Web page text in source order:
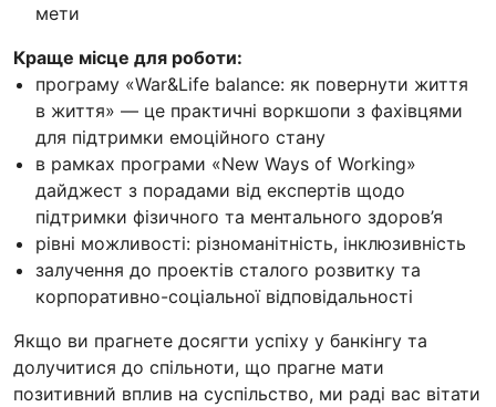
мети
Краще місце для роботи:
програму «War&Life balance: як повернути життя
в життя» — це практичні воркшопи з фахівцями
для підтримки емоційного стану
в рамках програми «New Ways of Working»
дайджест з порадами від експертів щодо
підтримки фізичного та ментального здоров’я
рівні можливості: різноманітність, інклюзивність
залучення до проектів сталого розвитку та
корпоративно-соціальної відповідальності
Якщо ви прагнете досягти успіху у банкінгу та
долучитися до спільноти, що прагне мати
позитивний вплив на суспільство, ми раді вас вітати